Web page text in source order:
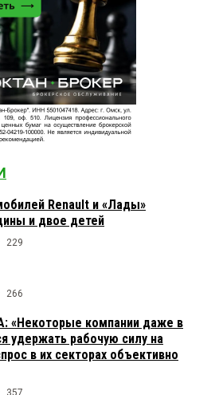
Renault и «Лады»
и двое детей
229
266
«Некоторые компании даже в
удержать рабочую силу на
в их секторах объективно
357